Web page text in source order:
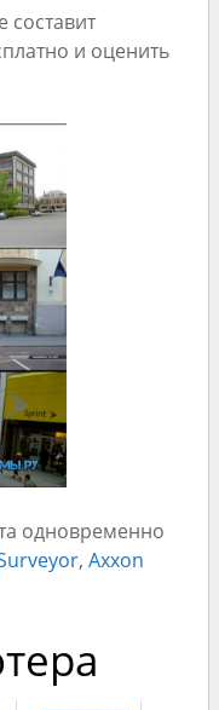
и оценить
одновременно
, Axxon